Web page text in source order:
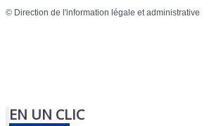
© Direction de l'information légale et administrative
EN UN CLIC